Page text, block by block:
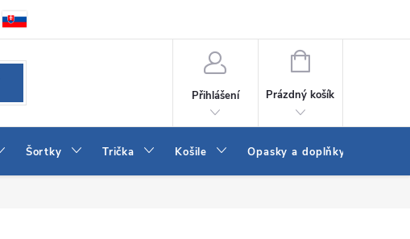
Kontakt
Přihlášení
NÁKUPNÍ
Prázdný košík
Šortky Trička Košile Opasky a doplňky